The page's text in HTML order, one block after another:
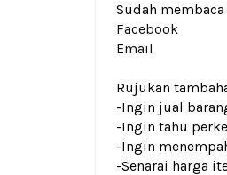
Sudah
Facebook
Email
Rujukan
-Ingin jual
-Ingin tahu
-Ingin
-Senarai harga